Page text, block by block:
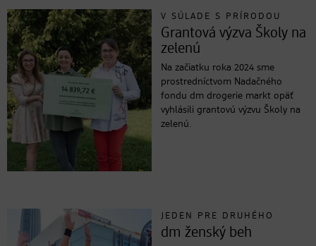
V SÚLADE S PRÍRODOU
Grantová výzva Školy na
zelenú
Na začiatku roka 2024 sme
prostredníctvom Nadačného
fondu dm drogerie markt opäť
vyhlásili grantovú výzvu Školy na
zelenú.
JEDEN PRE DRUHÉHO
dm ženský beh